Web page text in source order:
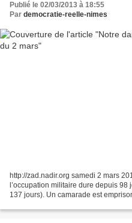
Publié le 02/03/2013 à 18:55
Par democratie-reelle-nimes
http://zad.nadir.org samedi 2 mars
l’occupation militaire dure depuis
137 jours). Un camarade est